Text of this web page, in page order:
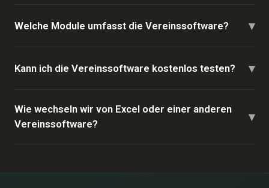
Welche Module umfasst die Vereinssoftware? ▾
Kann ich die Vereinssoftware kostenlos testen? ▾
Wie wechseln wir von Excel oder einer anderen
Vereinssoftware?
▾